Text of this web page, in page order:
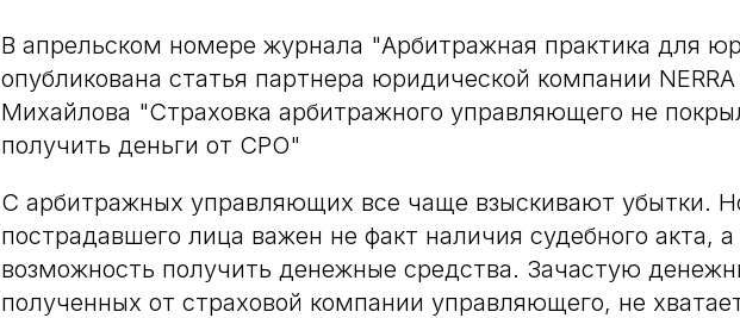
В апрельском номере журнала "Арбитражная практика для
опубликована статья партнера юридической компании
Михайлова "Страховка арбитражного управляющего не
получить деньги от СРО"
С арбитражных управляющих все чаще взыскивают убытки.
пострадавшего лица важен не факт наличия судебного акта, а
возможность получить денежные средства. Зачастую
полученных от страховой компании управляющего, не